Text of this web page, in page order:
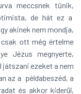
meccsnek tűnik,
de hát ez a
akinek nem mondja,
ott még értelme
Jézus megnyerte,
játszani ezeket a nem
az a példabeszéd, a
és akkor kiderül,